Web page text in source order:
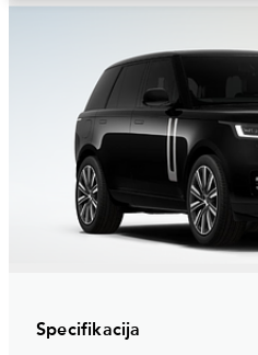
Specifikacija